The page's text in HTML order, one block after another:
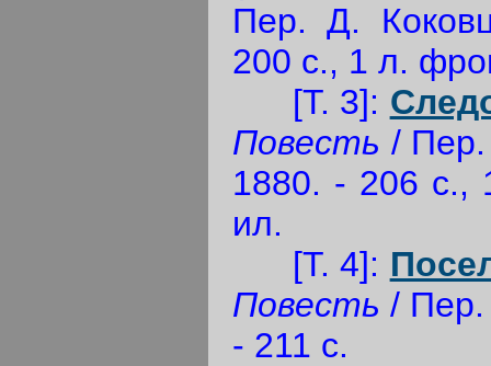
Пер. Д.
200 с., 1 л.
[Т. 3]:
Повесть / Пер.
1880. - 206 с.,
ил.
[Т. 4]:
Повесть / Пер.
- 211 с.